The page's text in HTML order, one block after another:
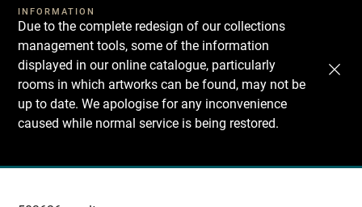
INFORMATION
Due to the complete redesign of our collections
management tools, some of the information
displayed in our online catalogue, particularly
rooms in which artworks can be found, may not be
up to date. We apologise for any inconvenience
caused while normal service is being restored.
Recherche